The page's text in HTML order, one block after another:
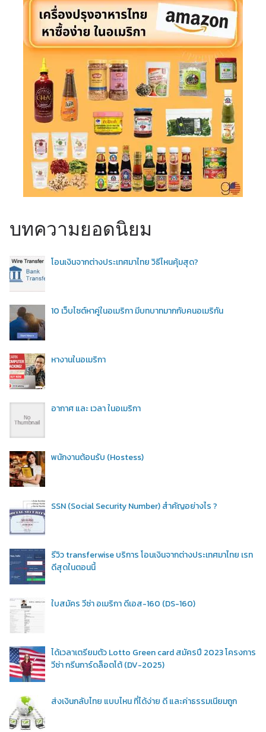
บทความยอดนิยม
โอนเงินจากต่างประเทศมาไทย วิธีไหนคุ้มสุด?
10 เว็บไซต์หาคู่ในอเมริกา มีบทบาทมากกับคนอเมริกัน
หางานในอเมริกา
อากาศ และ เวลา ในอเมริกา
พนักงานต้อนรับ (Hostess)
SSN (Social Security Number) สำคัญอย่างไร ?
รีวิว transferwise บริการ โอนเงินจากต่างประเทศมาไทย เรท
ดีสุดในตอนนี้
ใบสมัคร วีซ่า อเมริกา ดีเอส-160 (DS-160)
ได้เวลาเตรียมตัว Lotto Green card สมัครปี 2023 โครงการ
วีซ่า กรีนการ์ดล็อตโต้ (DV-2025)
ส่งเงินกลับไทย แบบไหน ที่ได้ง่าย ดี และค่าธรรมเนียมถูก